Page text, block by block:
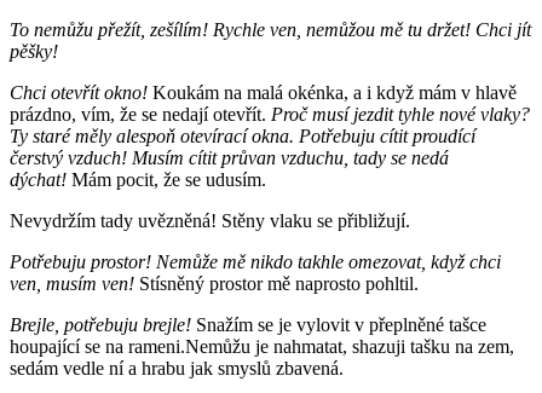
To nemůžu přežít, zešílím! Rychle ven, nemůžou mě tu držet! Chci jít
pěšky!
Chci otevřít okno! Koukám na malá okénka, a i když mám v hlavě
prázdno, vím, že se nedají otevřít. Proč musí jezdit tyhle nové vlaky?
Ty staré měly alespoň otevírací okna. Potřebuju cítit proudící
čerstvý vzduch! Musím cítit průvan vzduchu, tady se nedá
dýchat! Mám pocit, že se udusím.
Nevydržím tady uvězněná! Stěny vlaku se přibližují.
Potřebuju prostor! Nemůže mě nikdo takhle omezovat, když chci
ven, musím ven! Stísněný prostor mě naprosto pohltil.
Brejle, potřebuju brejle! Snažím se je vylovit v přeplněné tašce
houpající se na rameni.Nemůžu je nahmatat, shazuji tašku na zem,
sedám vedle ní a hrabu jak smyslů zbavená.